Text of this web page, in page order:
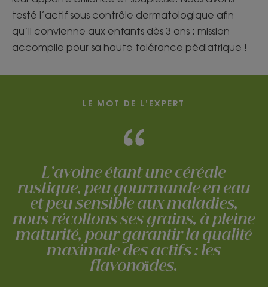
testé l’actif sous contrôle dermatologique afin
qu’il convienne aux enfants dès 3 ans : mission
accomplie pour sa haute tolérance pédiatrique !
LE MOT DE L’EXPERT
L’avoine étant une céréale
rustique, peu gourmande en eau
et peu sensible aux maladies,
nous récoltons ses grains, à pleine
maturité, pour garantir la qualité
maximale des actifs : les
flavonoïdes.